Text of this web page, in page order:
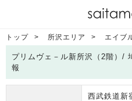
トップ 所沢エリア エイブ
プリムヴェ－ル新所沢（2階）/
報
西武鉄道新